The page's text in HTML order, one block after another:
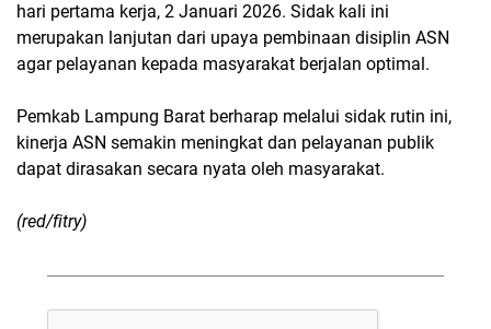
hari pertama kerja, 2 Januari 2026. Sidak kali ini
merupakan lanjutan dari upaya pembinaan disiplin ASN
agar pelayanan kepada masyarakat berjalan optimal.
Pemkab Lampung Barat berharap melalui sidak rutin ini,
kinerja ASN semakin meningkat dan pelayanan publik
dapat dirasakan secara nyata oleh masyarakat.
(red/fitry)